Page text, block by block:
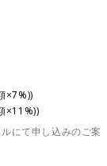
×7%))
×11%))
にて申し込みのご案